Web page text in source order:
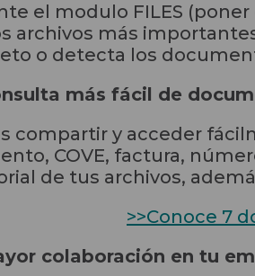
el modulo FILES
archivos más
o detecta los
más fácil de
compartir y acceder
COVE, factura,
de tus archivos,
>>Conoce 7
colaboración en tu